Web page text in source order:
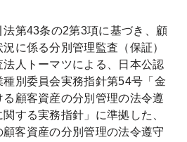
第43条の2第3項に基づき、顧
に係る分別管理監査（保証）
人トーマツによる、日本公認
別委員会実務指針第54号「金
顧客資産の分別管理の法令遵
する実務指針」に準拠した、
客資産の分別管理の法令遵守